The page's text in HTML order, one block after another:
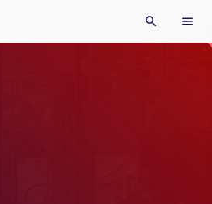
search menu